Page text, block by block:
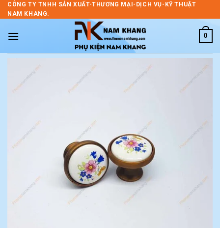
Skip
to
CÔNG TY TNHH SẢN XUẤT-THƯƠNG MẠI-DỊCH VỤ-KỸ THUẬT
NAM KHANG.
0